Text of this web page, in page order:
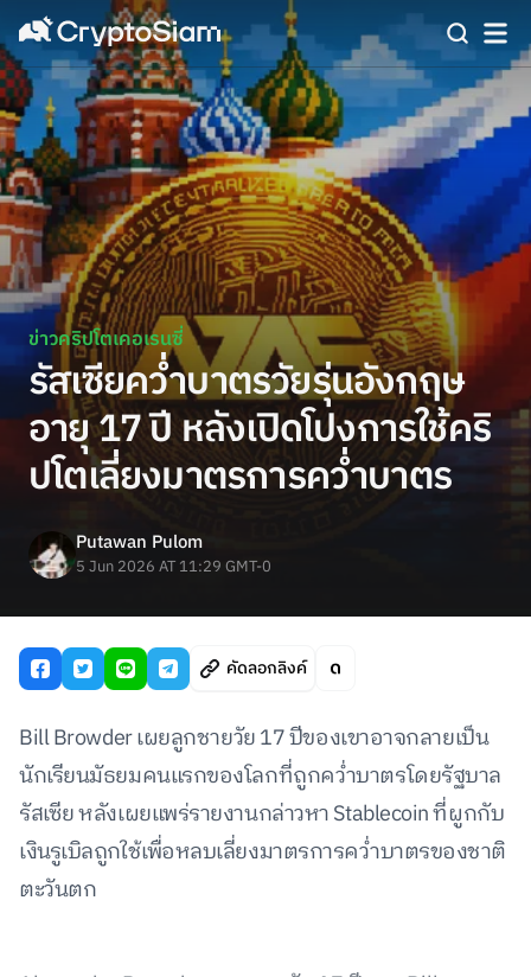
ข่าวคริปโตเคอเรนซี่
รัสเซียคว่ำบาตรวัยรุ่นอังกฤษ
อายุ 17 ปี หลังเปิดโปงการใช้คริ
ปโตเลี่ยงมาตรการคว่ำบาตร
Putawan Pulom
5 Jun 2026 AT 11:29 GMT-0
คัดลอกลิงค์
Bill Browder เผยลูกชายวัย 17 ปีของเขาอาจกลายเป็น
นักเรียนมัธยมคนแรกของโลกที่ถูกคว่ำบาตรโดยรัฐบาล
รัสเซีย หลังเผยแพร่รายงานกล่าวหา Stablecoin ที่ผูกกับ
เงินรูเบิลถูกใช้เพื่อหลบเลี่ยงมาตรการคว่ำบาตรของชาติ
ตะวันตก